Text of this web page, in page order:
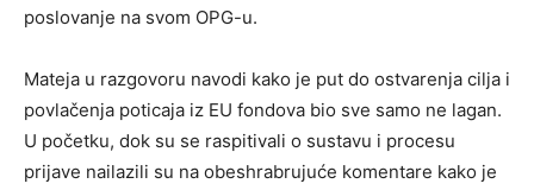
poslovanje na svom OPG-u.
Mateja u razgovoru navodi kako je put do ostvarenja cilja i
povlačenja poticaja iz EU fondova bio sve samo ne lagan.
U početku, dok su se raspitivali o sustavu i procesu
prijave nailazili su na obeshrabrujuće komentare kako je